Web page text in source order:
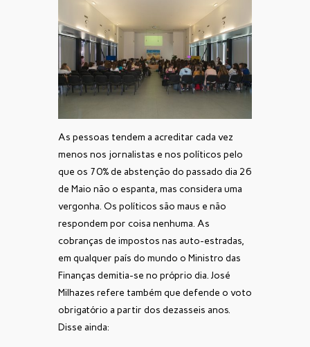
As pessoas tendem a acreditar cada vez
menos nos jornalistas e nos políticos pelo
que os 70% de abstenção do passado dia 26
de Maio não o espanta, mas considera uma
vergonha. Os políticos são maus e não
respondem por coisa nenhuma. As
cobranças de impostos nas auto-estradas,
em qualquer país do mundo o Ministro das
Finanças demitia-se no próprio dia. José
Milhazes refere também que defende o voto
obrigatório a partir dos dezasseis anos.
Disse ainda: